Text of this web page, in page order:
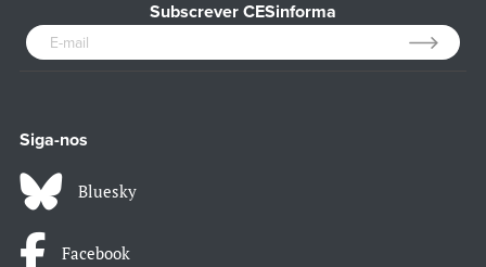
Subscrever CESinforma
Siga-nos
Bluesky
Facebook